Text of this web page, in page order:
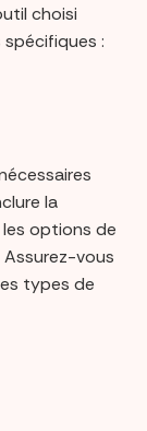
choisi
:
la
options de
vous
types de